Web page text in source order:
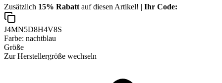
Zusätzlich 15% Rabatt auf diesen Artikel! | Ihr Code:
J4MN5D8H4V8S
Farbe: nachtblau
Größe
Zur Herstellergröße wechseln